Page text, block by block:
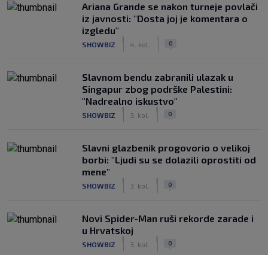
Ariana Grande se nakon turneje povlači
iz javnosti: "Dosta joj je komentara o
izgledu"
SHOWBIZ 4. kol. 0
Slavnom bendu zabranili ulazak u
Singapur zbog podrške Palestini:
"Nadrealno iskustvo"
SHOWBIZ 3. kol. 0
Slavni glazbenik progovorio o velikoj
borbi: "Ljudi su se dolazili oprostiti od
mene"
SHOWBIZ 3. kol. 0
Novi Spider-Man ruši rekorde zarade i
u Hrvatskoj
SHOWBIZ 3. kol. 0